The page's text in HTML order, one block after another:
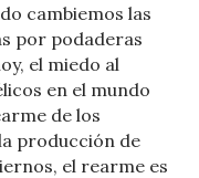
cambiemos las
por podaderas
el miedo al
en el mundo
de los
producción de
el rearme es